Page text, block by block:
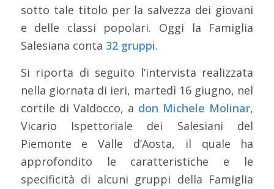
sotto tale titolo per la salvezza dei giovani
e delle classi popolari. Oggi la Famiglia
Salesiana conta 32 gruppi.
Si riporta di seguito l’intervista realizzata
nella giornata di ieri, martedì 16 giugno, nel
cortile di Valdocco, a don Michele Molinar,
Vicario Ispettoriale dei Salesiani del
Piemonte e Valle d’Aosta, il quale ha
approfondito le caratteristiche e le
specificità di alcuni gruppi della Famiglia